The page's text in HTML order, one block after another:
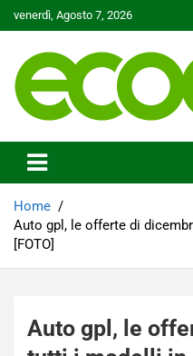
to
venerdì, Agosto 7, 2026
Ecoo.it
Home
Auto gpl, le offerte di
[FOTO]
Auto gpl, le